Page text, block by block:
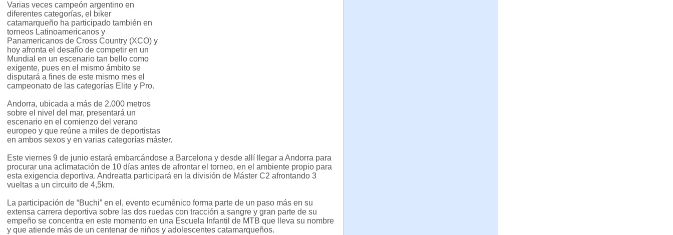
Varias veces campeón argentino en
diferentes categorías, el biker
catamarqueño ha participado también en
torneos Latinoamericanos y
Panamericanos de Cross Country (XCO) y
hoy afronta el desafío de competir en un
Mundial en un escenario tan bello como
exigente, pues en el mismo ámbito se
disputará a fines de este mismo mes el
campeonato de las categorías Elite y Pro.
Andorra, ubicada a más de 2.000 metros
sobre el nivel del mar, presentará un
escenario en el comienzo del verano
europeo y que reúne a miles de deportistas
en ambos sexos y en varias categorías máster.
Este viernes 9 de junio estará embarcándose a Barcelona y desde allí llegar a Andorra para
procurar una aclimatación de 10 días antes de afrontar el torneo, en el ambiente propio para
esta exigencia deportiva. Andreatta participará en la división de Máster C2 afrontando 3
vueltas a un circuito de 4,5km.
La participación de “Buchi” en el, evento ecuménico forma parte de un paso más en su
extensa carrera deportiva sobre las dos ruedas con tracción a sangre y gran parte de su
empeño se concentra en este momento en una Escuela Infantil de MTB que lleva su nombre
y que atiende más de un centenar de niños y adolescentes catamarqueños.